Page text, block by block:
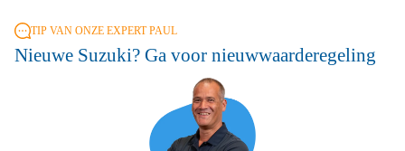
TIP VAN ONZE EXPERT PAUL
Nieuwe Suzuki? Ga voor nieuwwaarderegeling